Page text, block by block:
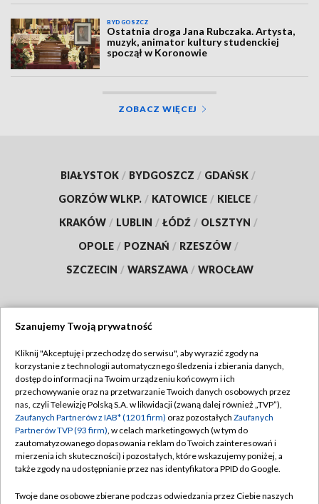
BYDGOSZCZ
Ostatnia droga Jana Rubczaka. Artysta,
muzyk, animator kultury studenckiej
spoczął w Koronowie
ZOBACZ WIĘCEJ
BIAŁYSTOK / BYDGOSZCZ / GDAŃSK /
GORZÓW WLKP. / KATOWICE / KIELCE /
KRAKÓW / LUBLIN / ŁÓDŹ / OLSZTYN /
OPOLE / POZNAŃ / RZESZÓW /
SZCZECIN / WARSZAWA / WROCŁAW
TVP
Abonament TVP
Emisja w TVP
Centrum informacji TVP
Naziemna Telewizja Cyfrowa
Regulamin TVP
Polityka prywatności
Moje zgody
Pomoc
Szanujemy Twoją prywatność
Kliknij "Akceptuję i przechodzę do serwisu", aby wyrazić zgody na
korzystanie z technologii automatycznego śledzenia i zbierania danych,
dostęp do informacji na Twoim urządzeniu końcowym i ich
przechowywanie oraz na przetwarzanie Twoich danych osobowych przez
nas, czyli Telewizję Polską S.A. w likwidacji (zwaną dalej również „TVP”),
Zaufanych Partnerów z IAB* (1201 firm) oraz pozostałych Zaufanych
Partnerów TVP (93 firm), w celach marketingowych (w tym do
zautomatyzowanego dopasowania reklam do Twoich zainteresowań i
mierzenia ich skuteczności) i pozostałych, które wskazujemy poniżej, a
także zgody na udostępnianie przez nas identyfikatora PPID do Google.
Twoje dane osobowe zbierane podczas odwiedzania przez Ciebie naszych